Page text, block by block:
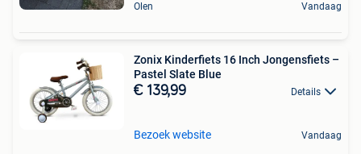
Olen Vandaag
Zonix Kinderfiets 16 Inch Jongensfiets –
Pastel Slate Blue
€ 139,99 Details
Bezoek website Vandaag